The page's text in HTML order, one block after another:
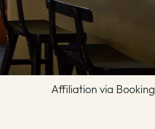
Affiliation via Booking